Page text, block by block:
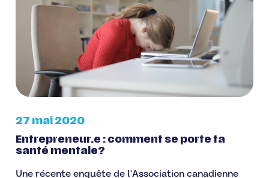
27 mai 2020
Entrepreneur.e : comment se porte ta
santé mentale?
Une récente enquête de l’Association canadienne